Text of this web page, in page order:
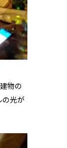
物の
の光が